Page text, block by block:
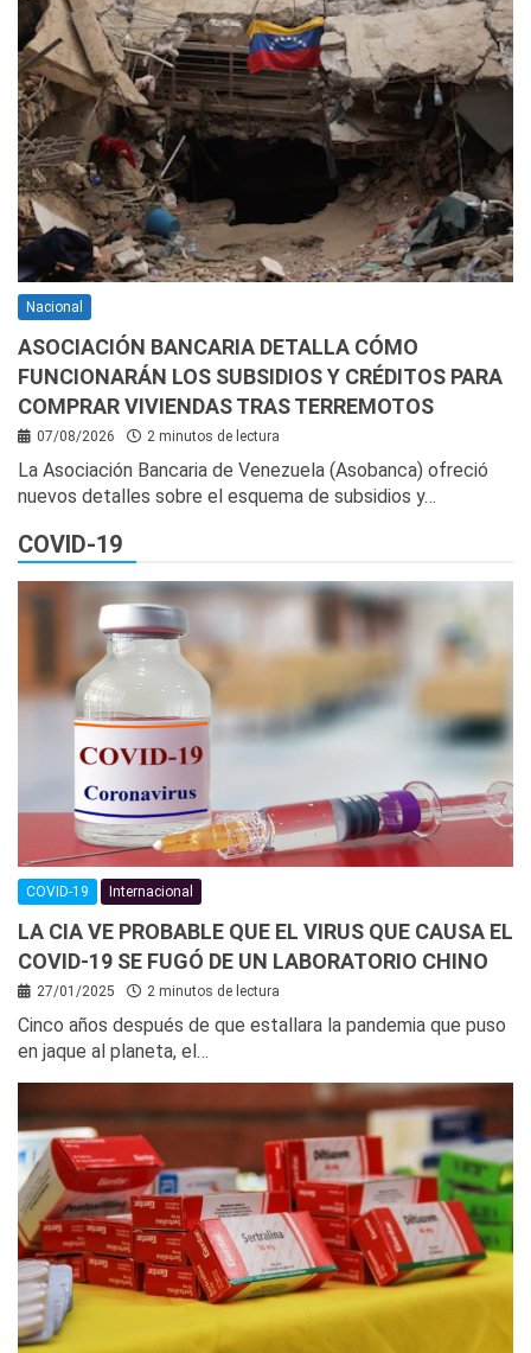
Nacional
ASOCIACIÓN BANCARIA DETALLA CÓMO
FUNCIONARÁN LOS SUBSIDIOS Y CRÉDITOS PARA
COMPRAR VIVIENDAS TRAS TERREMOTOS
07/08/2026 2 minutos de lectura
La Asociación Bancaria de Venezuela (Asobanca) ofreció
nuevos detalles sobre el esquema de subsidios y…
COVID-19
COVID-19 Internacional
LA CIA VE PROBABLE QUE EL VIRUS QUE CAUSA EL
COVID-19 SE FUGÓ DE UN LABORATORIO CHINO
27/01/2025 2 minutos de lectura
Cinco años después de que estallara la pandemia que puso
en jaque al planeta, el…